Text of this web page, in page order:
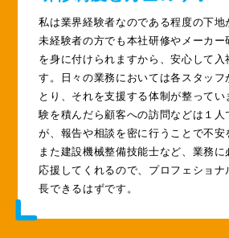
私は業界経験者なのである程度の下地
未経験者の方でも本社研修やメーカー
を身に付けられますから、安心して入
す。日々の業務においては各スタッフ
とり、それを支援する体制が整って
験を積んだら顧客への訪問などは１人
が、報告や相談を密に行うことで不安
また建設機械整備技能士など、業務に
応援してくれるので、プロフェショナ
長できるはずです。